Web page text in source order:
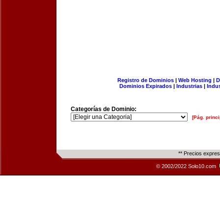
Registro de Dominios| Web Hosting |
Dominios Expirados | Industrias |
Categorías de Dominio:
[Pág.
** Precios
© 2002/2022 Solo10.com